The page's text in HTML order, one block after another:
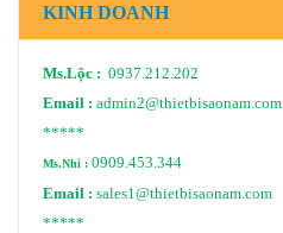
KINH DOANH
Ms.Lộc : 0937.212.202
Email : admin2@thietbisaonam.com
*****
Ms.Nhi : 0909.453.344
Email : sales1@thietbisaonam.com
*****